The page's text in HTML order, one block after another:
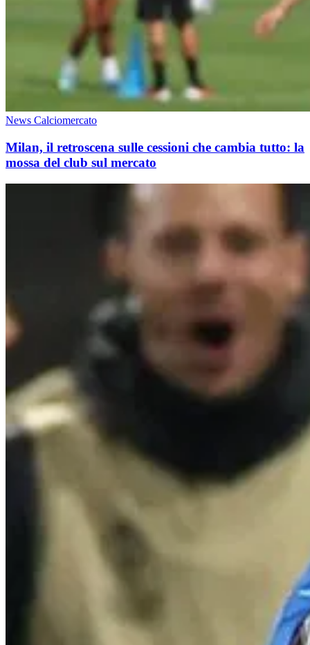
News Calciomercato
Milan, il retroscena sulle cessioni che cambia tutto: la
mossa del club sul mercato